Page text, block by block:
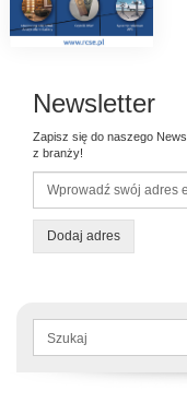
Newsletter
Zapisz się do naszego
z branży!
Dodaj adres
Formularz